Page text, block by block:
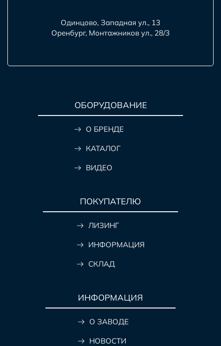
Одинцово, Западная ул., 13
Оренбург, Монтажников ул., 28/3
ОБОРУДОВАНИЕ
О БРЕНДЕ
КАТАЛОГ
ВИДЕО
ПОКУПАТЕЛЮ
ЛИЗИНГ
ИНФОРМАЦИЯ
СКЛАД
ИНФОРМАЦИЯ
О ЗАВОДЕ
НОВОСТИ